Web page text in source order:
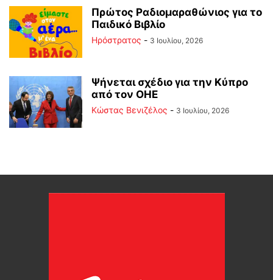
Πρώτος Ραδιομαραθώνιος για το
Παιδικό Βιβλίο
Ηρόστρατος - 3 Ιουλίου, 2026
Ψήνεται σχέδιο για την Κύπρο
από τον ΟΗΕ
Κώστας Βενιζέλος - 3 Ιουλίου, 2026